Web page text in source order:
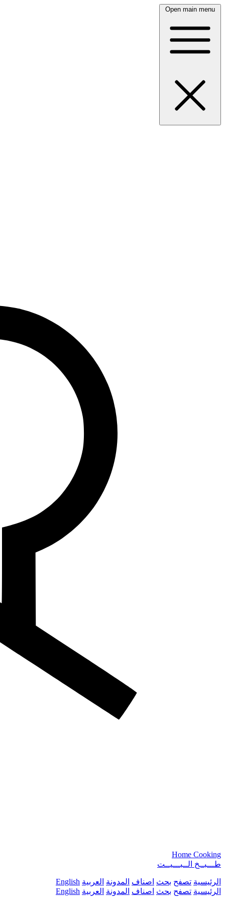
Open main menu
Home Cooking
طـــبــخ الــبـــيــت
الرئيسية تصفح بحث اصناف المدونة العربية English
الرئيسية تصفح بحث اصناف المدونة العربية English